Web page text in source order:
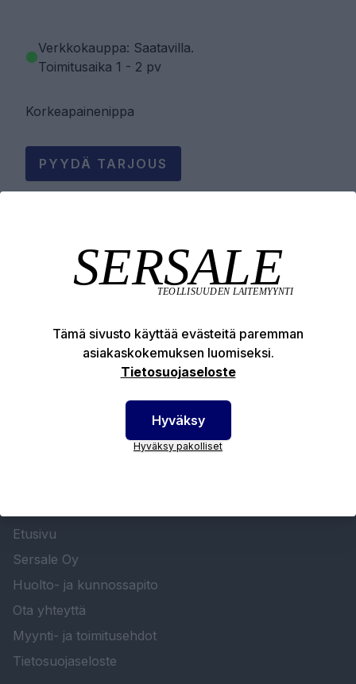
Verkkokauppa: Saatavilla.
Toimitusaika 1 - 2 pv
Korkeapainenippa
PYYDÄ TARJOUS
Tekniset edut
Etusivu
Sersale Oy
Huolto- ja kunnossapito
Ota yhteyttä
Myynti- ja toimitusehdot
Tietosuojaseloste
Tämä sivusto käyttää evästeitä paremman
asiakaskokemuksen luomiseksi.
Tietosuojaseloste
Hyväksy
Hyväksy pakolliset